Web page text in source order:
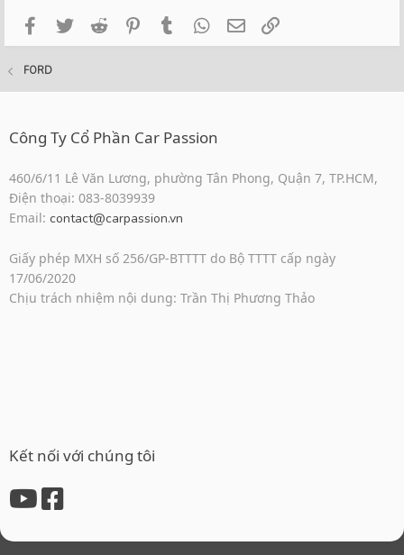
FacebookTwitterReddit PinterestTumblrWhatsApp
Email
FORD
Công Ty Cổ Phần Car Passion
460/6/11 Lê Văn Lương, phường Tân Phong, Quận 7, TP.HCM,
Điện thoại: 083-8039939
Email: contact@carpassion.vn
Giấy phép MXH số 256/GP-BTTTT do Bộ TTTT cấp ngày
17/06/2020
Chịu trách nhiệm nội dung: Trần Thị Phương Thảo
Kết nối với chúng tôi